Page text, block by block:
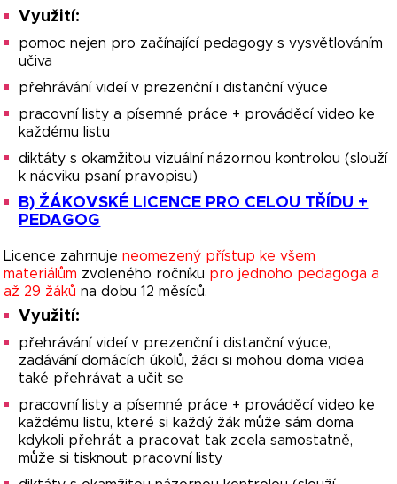
Využití:
pomoc nejen pro začínající pedagogy s vysvětlováním
učiva
přehrávání videí v prezenční i distanční výuce
pracovní listy a písemné práce + prováděcí video ke
každému listu
diktáty s okamžitou vizuální názornou kontrolou (slouží
k nácviku psaní pravopisu)
B) ŽÁKOVSKÉ LICENCE PRO CELOU TŘÍDU +
PEDAGOG
Licence zahrnujeneomezený přístup ke všem
materiálům zvoleného ročníku pro jednoho pedagoga a
až 29 žáků na dobu 12 měsíců.
Využití:
přehrávání videí v prezenční i distanční výuce,
zadávání domácích úkolů, žáci si mohou doma videa
také přehrávat a učit se
pracovní listy a písemné práce + prováděcí video ke
každému listu, které si každý žák může sám doma
kdykoli přehrát a pracovat tak zcela samostatně,
může si tisknout pracovní listy